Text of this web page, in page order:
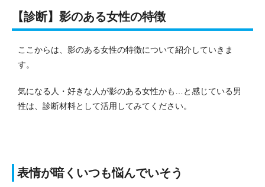
【診断】影のある女性の特徴
ここからは、影のある女性の特徴について紹介していきま
す。
気になる人・好きな人が影のある女性かも…と感じている男
性は、診断材料として活用してみてください。
表情が暗くいつも悩んでいそう